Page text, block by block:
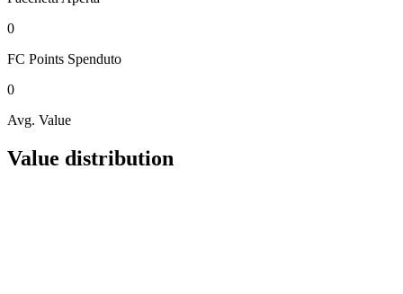
0
FC Points Spenduto
0
Avg. Value
Value distribution